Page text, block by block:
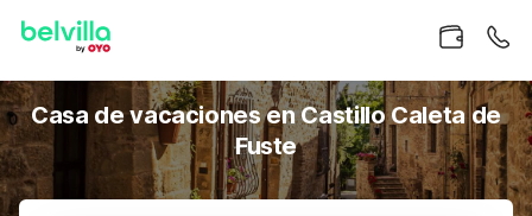
Casa de vacaciones en Castillo Caleta de
Fuste